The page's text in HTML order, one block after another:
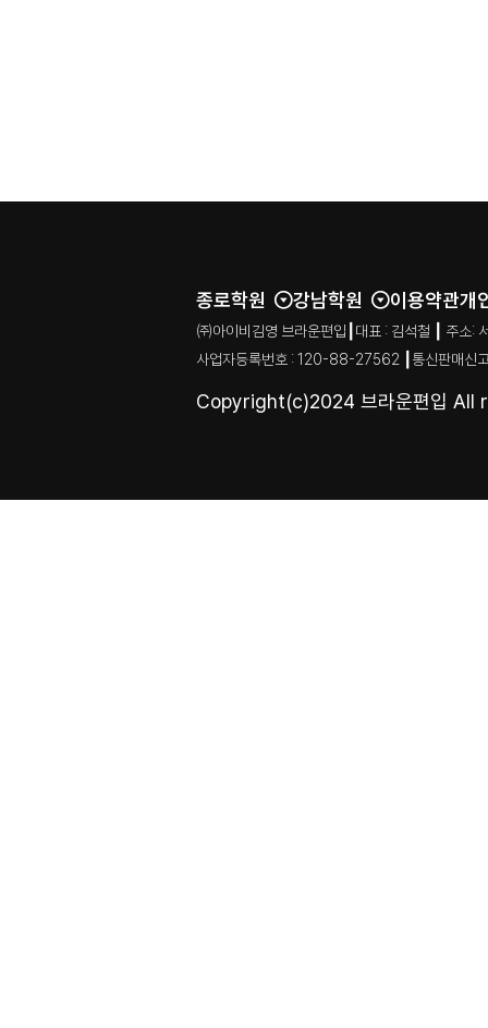
종로학원 강남학원 이용약관개
㈜아이비김영 브라운편입┃대표 : 김석철 ┃ 주
사업자등록번호 : 120-88-27562 ┃통신판매신
Copyright(c)2024 브라운편입